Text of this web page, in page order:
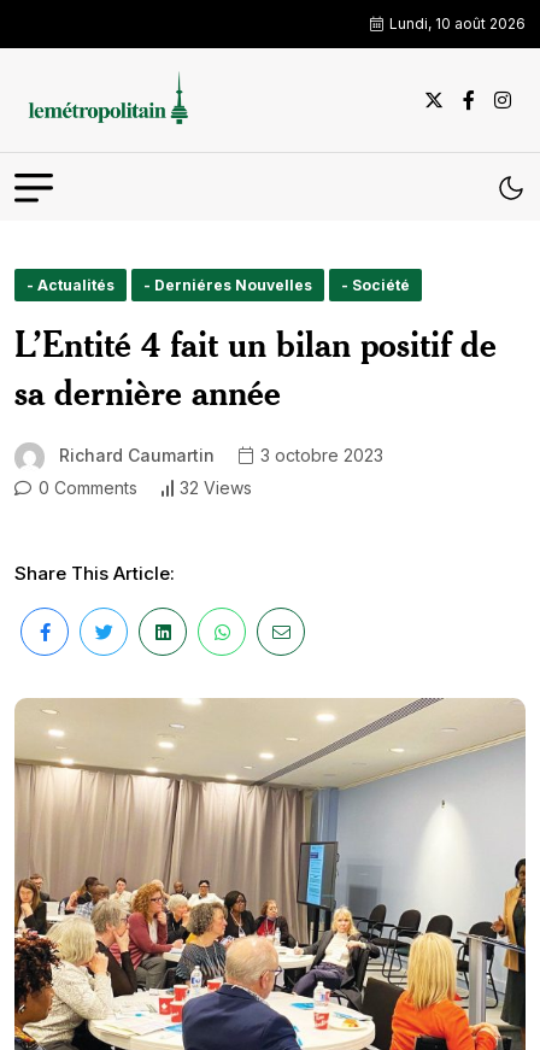
Lundi, 10 août 2026
- Actualités - Derniéres Nouvelles - Société
L’Entité 4 fait un bilan positif de
sa dernière année
Richard Caumartin
3 octobre 2023
0 Comments
32 Views
Share This Article: